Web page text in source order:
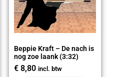
Beppie Kraft – De nach is
nog zoe laank (3:32)
€ 8,80 incl. btw